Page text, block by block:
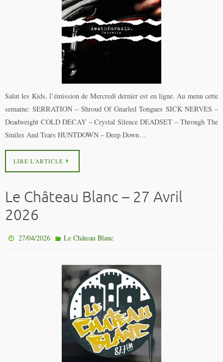
Salut les Kids, l’émission de Mercredi dernier est en ligne. Au menu cette
semaine: SERRATION – Shroud Of Gnarled Tongues SICK NERVES –
Deadweight COLD DECAY – Crystal Silence DEADSET – Through The
Smiles And Tears HUNTDOWN – Deep Down…
LIRE L’ARTICLE
Le Château Blanc – 27 Avril
2026
27/04/2026 Le Château Blanc